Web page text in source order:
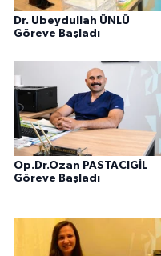
Dr. Ubeydullah ÜNLÜ
Göreve Başladı
Op.Dr.Ozan PASTACIGİL
Göreve Başladı